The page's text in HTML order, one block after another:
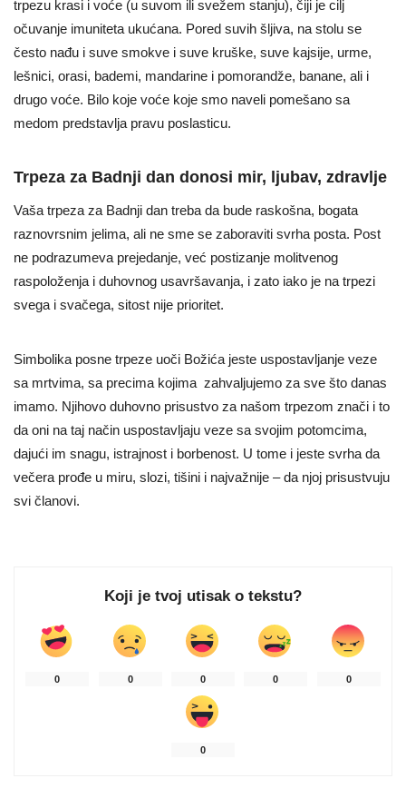
trpezu krasi i voće (u suvom ili svežem stanju), čiji je cilj
očuvanje imuniteta ukućana. Pored suvih šljiva, na stolu se
često nađu i suve smokve i suve kruške, suve kajsije, urme,
lešnici, orasi, bademi, mandarine i pomorandže, banane, ali i
drugo voće. Bilo koje voće koje smo naveli pomešano sa
medom predstavlja pravu poslasticu.
Trpeza za Badnji dan donosi mir, ljubav, zdravlje
Vaša trpeza za Badnji dan treba da bude raskošna, bogata
raznovrsnim jelima, ali ne sme se zaboraviti svrha posta. Post
ne podrazumeva prejedanje, već postizanje molitvenog
raspoloženja i duhovnog usavršavanja, i zato iako je na trpezi
svega i svačega, sitost nije prioritet.
Simbolika posne trpeze uoči Božića jeste uspostavljanje veze
sa mrtvima, sa precima kojima zahvaljujemo za sve što danas
imamo. Njihovo duhovno prisustvo za našom trpezom znači i to
da oni na taj način uspostavljaju veze sa svojim potomcima,
dajući im snagu, istrajnost i borbenost. U tome i jeste svrha da
večera prođe u miru, slozi, tišini i najvažnije – da njoj prisustvuju
svi članovi.
Koji je tvoj utisak o tekstu?
0 0 0 0 0
0